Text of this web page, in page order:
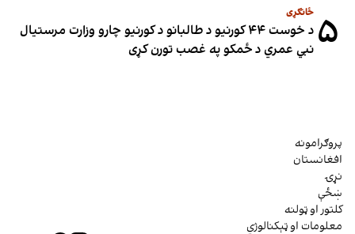
۵ ځانګړی
د خوست ۴۴ کورنیو د طالبانو د کورنیو چارو وزارت مرستیال
نبي عمري د ځمکو په غصب تورن کړی
پروګرامونه
افغانستان
نړۍ
ښځې
کلتور او ټولنه
معلومات او ټېکنالوژي